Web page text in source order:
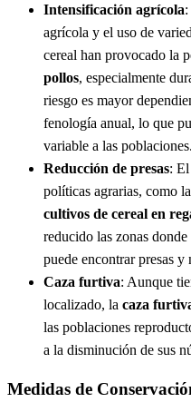
Intensificación agrícola
agrícola y el uso de
cereal han provocado la
pollos, especialmente
riesgo es mayor
fenología anual, lo que
variable a las poblaciones.
Reducción de presas:
políticas agrarias, como
cultivos de cereal en
reducido las zonas
puede encontrar presas y
Caza furtiva: Aunque
localizado, la caza
las poblaciones
a la disminución de sus
Medidas de